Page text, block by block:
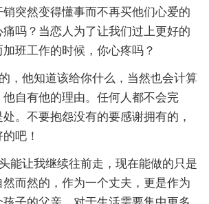
突然变得懂事而不再买他们心爱的
吗？当恋人为了让我们过上更好的
班工作的时候，你心疼吗？
，他知道该给你什么，当然也会计算
自有他的理由。任何人都不会完
。不要抱怨没有的要感谢拥有的，
吧！
能让我继续往前走，现在能做的只是
而然的，作为一个丈夫，更是作为